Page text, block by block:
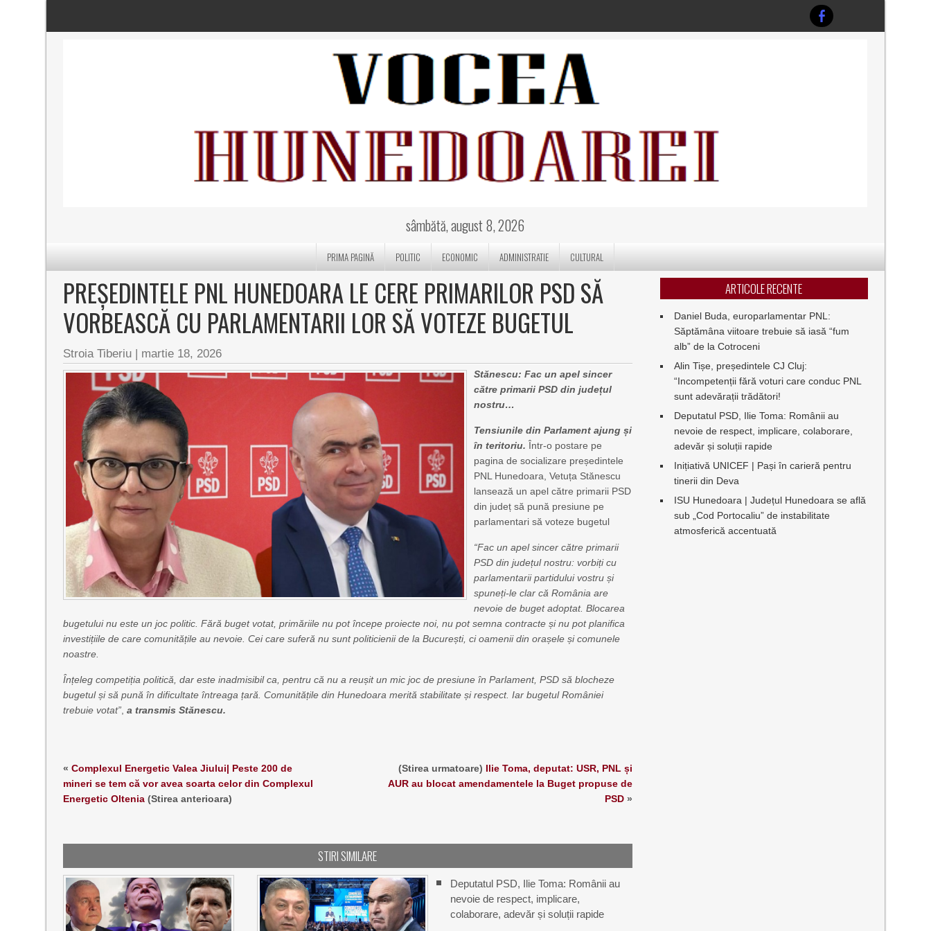
sâmbătă, august 8, 2026
PRIMA PAGINĂ POLITIC ECONOMIC ADMINISTRATIE CULTURAL
PREȘEDINTELE PNL HUNEDOARA LE CERE PRIMARILOR PSD SĂ
VORBEASCĂ CU PARLAMENTARII LOR SĂ VOTEZE BUGETUL
Stroia Tiberiu | martie 18, 2026
Stănescu: Fac un apel sincer
către primarii PSD din județul
nostru…
Tensiunile din Parlament ajung și
în teritoriu. Într-o postare pe
pagina de socializare președintele
PNL Hunedoara, Vetuța Stănescu
lansează un apel către primarii PSD
din județ să pună presiune pe
parlamentari să voteze bugetul
“Fac un apel sincer către primarii
PSD din județul nostru: vorbiți cu
parlamentarii partidului vostru și
spuneți-le clar că România are
nevoie de buget adoptat. Blocarea
bugetului nu este un joc politic. Fără buget votat, primăriile nu pot începe proiecte noi, nu pot semna contracte și nu pot planifica
investițiile de care comunitățile au nevoie. Cei care suferă nu sunt politicienii de la București, ci oamenii din orașele și comunele
noastre.
Înțeleg competiția politică, dar este inadmisibil ca, pentru că nu a reușit un mic joc de presiune în Parlament, PSD să blocheze
bugetul și să pună în dificultate întreaga țară. Comunitățile din Hunedoara merită stabilitate și respect. Iar bugetul României
trebuie votat” ,a transmis Stănescu.
«Complexul Energetic Valea Jiului| Peste 200 de
mineri se tem că vor avea soarta celor din Complexul
Energetic Oltenia (Stirea anterioara)
(Stirea urmatoare) Ilie Toma, deputat: USR, PNL și
AUR au blocat amendamentele la Buget propuse de
PSD»
STIRI SIMILARE
Deputatul PSD, Ilie Toma: Românii au
nevoie de respect, implicare,
colaborare, adevăr și soluții rapide
ARTICOLE RECENTE
Daniel Buda, europarlamentar PNL:
Săptămâna viitoare trebuie să iasă “fum
alb” de la Cotroceni
Alin Tișe, președintele CJ Cluj:
“Incompetenții fără voturi care conduc PNL
sunt adevărații trădători!
Deputatul PSD, Ilie Toma: Românii au
nevoie de respect, implicare, colaborare,
adevăr și soluții rapide
Inițiativă UNICEF | Pași în carieră pentru
tinerii din Deva
ISU Hunedoara | Județul Hunedoara se află
sub „Cod Portocaliu” de instabilitate
atmosferică accentuată